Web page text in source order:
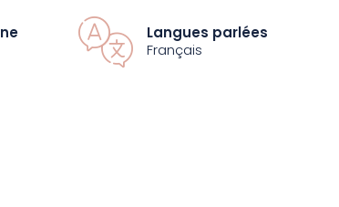
cette visite, qui vous révélera la richesse
invisible à l’œil nu mais essentielle à la vie
Langues parlées
Français